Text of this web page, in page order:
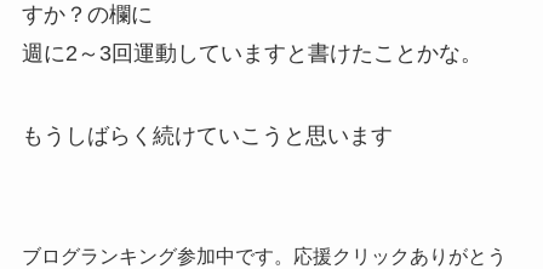
すか？の欄に
週に2～3回運動していますと書けたことかな。
もうしばらく続けていこうと思います
ブログランキング参加中です。応援クリックありがとう